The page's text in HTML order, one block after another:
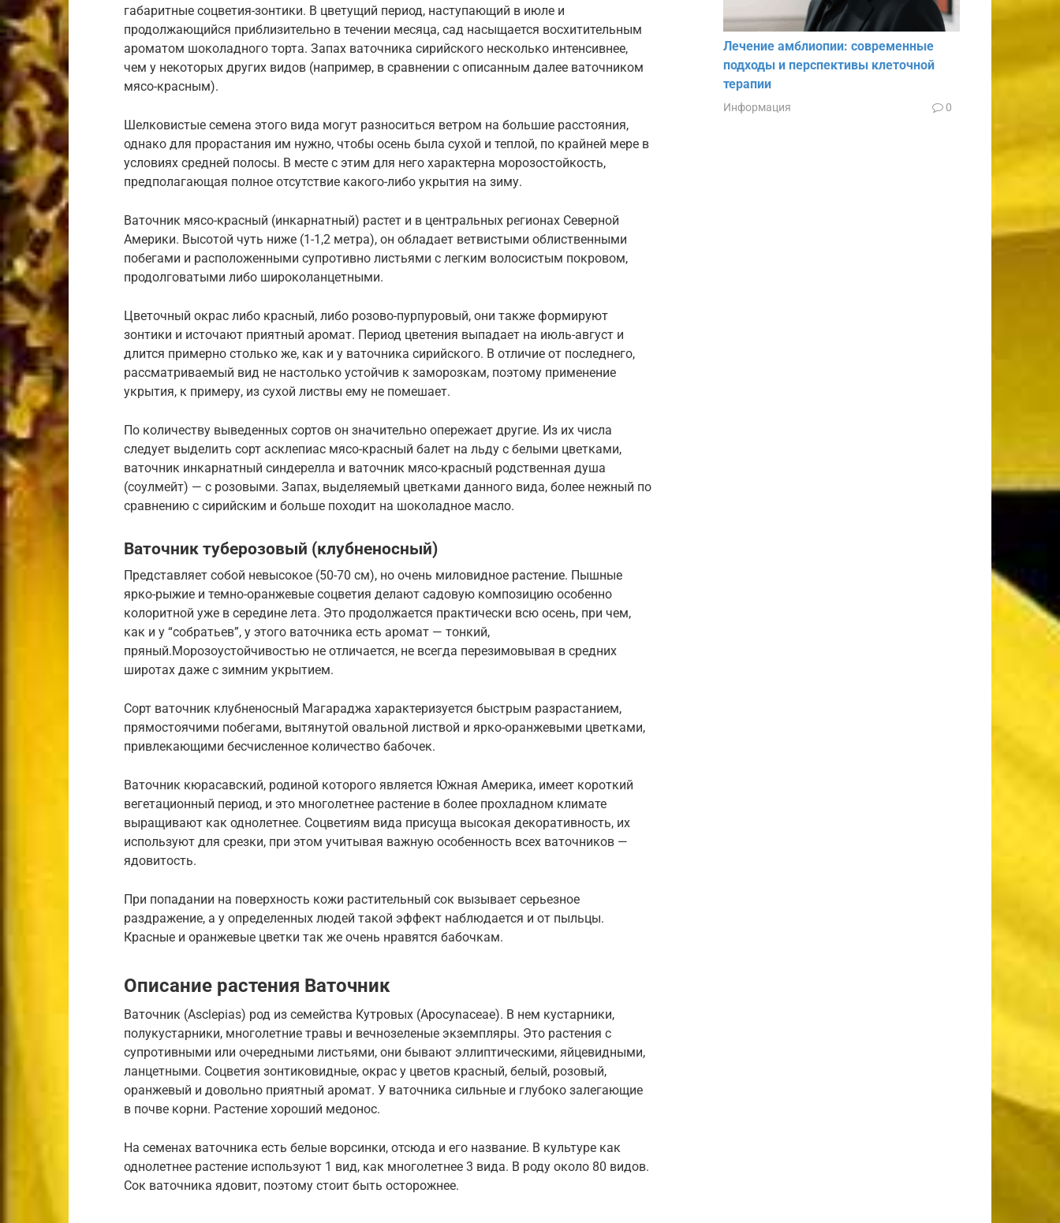
габаритные соцветия-зонтики. В цветущий период, наступающий в июле и
продолжающийся приблизительно в течении месяца, сад насыщается восхитительным
ароматом шоколадного торта. Запах ваточника сирийского несколько интенсивнее,
чем у некоторых других видов (например, в сравнении с описанным далее ваточником
мясо-красным).
Шелковистые семена этого вида могут разноситься ветром на большие расстояния,
однако для прорастания им нужно, чтобы осень была сухой и теплой, по крайней мере в
условиях средней полосы. В месте с этим для него характерна морозостойкость,
предполагающая полное отсутствие какого-либо укрытия на зиму.
Ваточник мясо-красный (инкарнатный) растет и в центральных регионах Северной
Америки. Высотой чуть ниже (1-1,2 метра), он обладает ветвистыми облиственными
побегами и расположенными супротивно листьями с легким волосистым покровом,
продолговатыми либо широколанцетными.
Цветочный окрас либо красный, либо розово-пурпуровый, они также формируют
зонтики и источают приятный аромат. Период цветения выпадает на июль-август и
длится примерно столько же, как и у ваточника сирийского. В отличие от последнего,
рассматриваемый вид не настолько устойчив к заморозкам, поэтому применение
укрытия, к примеру, из сухой листвы ему не помешает.
По количеству выведенных сортов он значительно опережает другие. Из их числа
следует выделить сорт асклепиас мясо-красный балет на льду с белыми цветками,
ваточник инкарнатный синдерелла и ваточник мясо-красный родственная душа
(соулмейт) — с розовыми. Запах, выделяемый цветками данного вида, более нежный по
сравнению с сирийским и больше походит на шоколадное масло.
Ваточник туберозовый (клубненосный)
Представляет собой невысокое (50-70 см), но очень миловидное растение. Пышные
ярко-рыжие и темно-оранжевые соцветия делают садовую композицию особенно
колоритной уже в середине лета. Это продолжается практически всю осень, при чем,
как и у “собратьев”, у этого ваточника есть аромат — тонкий,
пряный.Морозоустойчивостью не отличается, не всегда перезимовывая в средних
широтах даже с зимним укрытием.
Сорт ваточник клубненосный Магараджа характеризуется быстрым разрастанием,
прямостоячими побегами, вытянутой овальной листвой и ярко-оранжевыми цветками,
привлекающими бесчисленное количество бабочек.
Ваточник кюрасавский, родиной которого является Южная Америка, имеет короткий
вегетационный период, и это многолетнее растение в более прохладном климате
выращивают как однолетнее. Соцветиям вида присуща высокая декоративность, их
используют для срезки, при этом учитывая важную особенность всех ваточников —
ядовитость.
При попадании на поверхность кожи растительный сок вызывает серьезное
раздражение, а у определенных людей такой эффект наблюдается и от пыльцы.
Красные и оранжевые цветки так же очень нравятся бабочкам.
Описание растения Ваточник
Ваточник (Asclepias) род из семейства Кутровых (Apocynaceae). В нем кустарники,
полукустарники, многолетние травы и вечнозеленые экземпляры. Это растения с
супротивными или очередными листьями, они бывают эллиптическими, яйцевидными,
ланцетными. Соцветия зонтиковидные, окрас у цветов красный, белый, розовый,
оранжевый и довольно приятный аромат. У ваточника сильные и глубоко залегающие
в почве корни. Растение хороший медонос.
На семенах ваточника есть белые ворсинки, отсюда и его название. В культуре как
однолетнее растение используют 1 вид, как многолетнее 3 вида. В роду около 80 видов.
Сок ваточника ядовит, поэтому стоит быть осторожнее.
Лечение амблиопии: современные
подходы и перспективы клеточной
терапии
Информация 0